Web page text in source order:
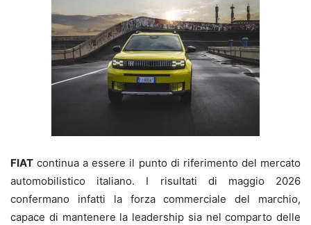
FIAT continua a essere il punto di riferimento del mercato
automobilistico italiano. I risultati di maggio 2026
confermano infatti la forza commerciale del marchio,
capace di mantenere la leadership sia nel comparto delle